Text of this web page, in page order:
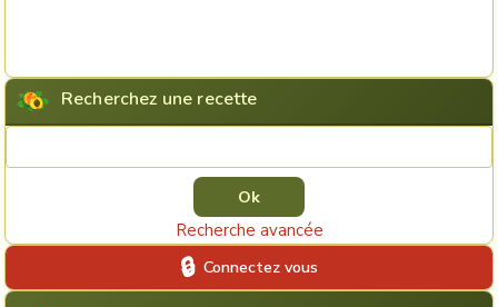
Recherchez une recette
Recherche avancée
Connectez vous